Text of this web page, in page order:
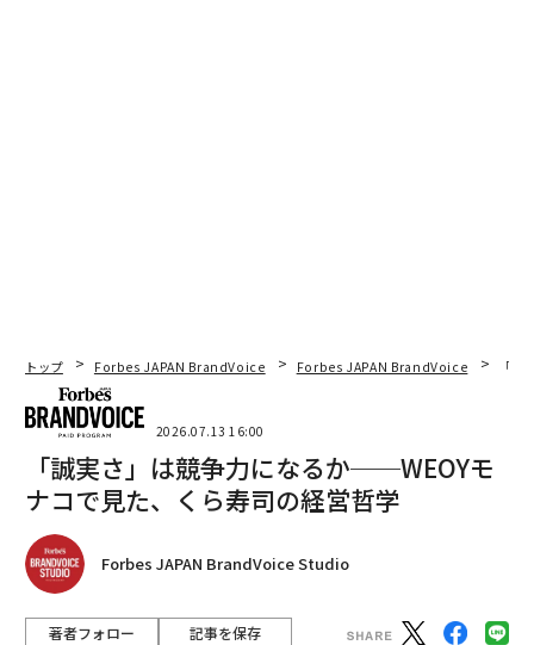
トップ Forbes JAPAN BrandVoice Forbes JAPAN BrandVoice 「
2026.07.13 16:00
「誠実さ」は競争力になるか──WEOYモ
ナコで見た、くら寿司の経営哲学
Forbes JAPAN BrandVoice Studio
著者フォロー 記事を保存